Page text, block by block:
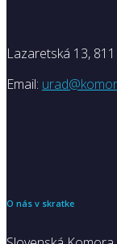
Lazaretská 13,
Email:
O nás v skratke